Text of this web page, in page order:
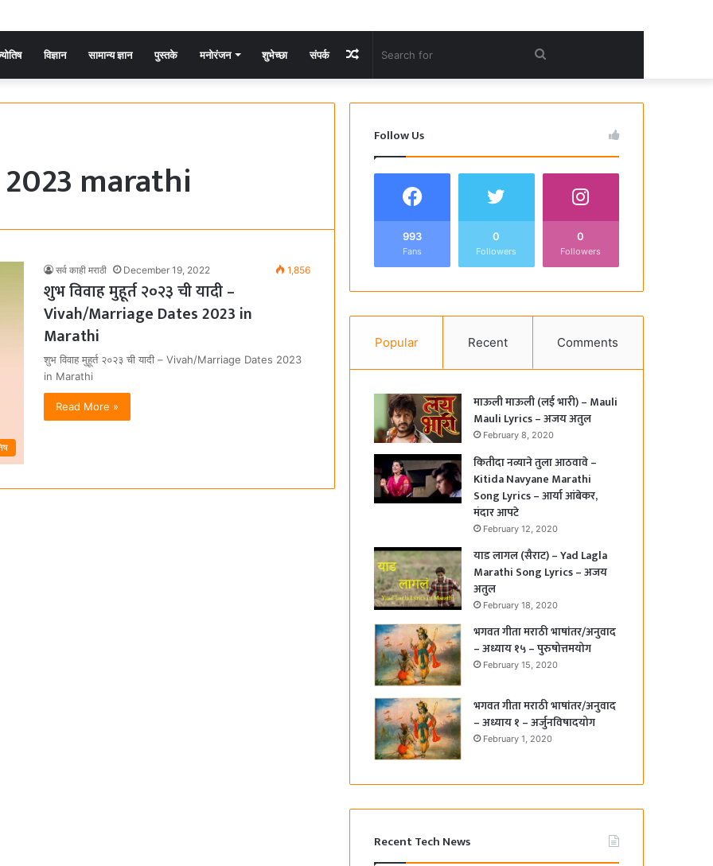
विज्ञान सामान्य ज्ञान पुस्तके मनोरंजन शुभेच्छा संपर्क Search
for
Random
Article
marathi
सर्व काही मराठी December 19, 2022 1,856
शुभ विवाह मुहूर्त २०२३ ची यादी –
Vivah/Marriage Dates 2023 in
Marathi
शुभ विवाह मुहूर्त २०२३ ची यादी – Vivah/Marriage Dates 2023
in Marathi
Read More »
Follow Us
993
Fans
0
Followers
0
Followers
Popular Recent Comments
माऊली माऊली (लई भारी) – Mauli
Mauli Lyrics – अजय अतुल
February 8, 2020
कितीदा नव्याने तुला आठवावे –
Kitida Navyane Marathi
Song Lyrics – आर्या आंबेकर,
मंदार आपटे
February 12, 2020
याड लागल (सैराट) – Yad Lagla
Marathi Song Lyrics – अजय
अतुल
February 18, 2020
भगवत गीता मराठी भाषांतर/अनुवाद
– अध्याय १५ – पुरुषोत्तमयोग
February 15, 2020
भगवत गीता मराठी भाषांतर/अनुवाद
– अध्याय १ – अर्जुनविषादयोग
February 1, 2020
Recent Tech News